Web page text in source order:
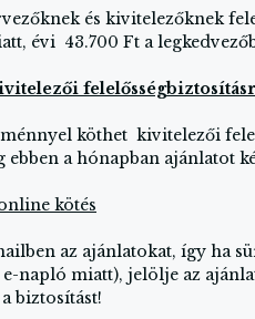
és kivitelezőknek
évi 43.700 Ft a
köthet kivitelezői
ebben a hónapban ajánlatot
kötés
az ajánlatokat, így ha
napló miatt), jelölje az
biztosítást!